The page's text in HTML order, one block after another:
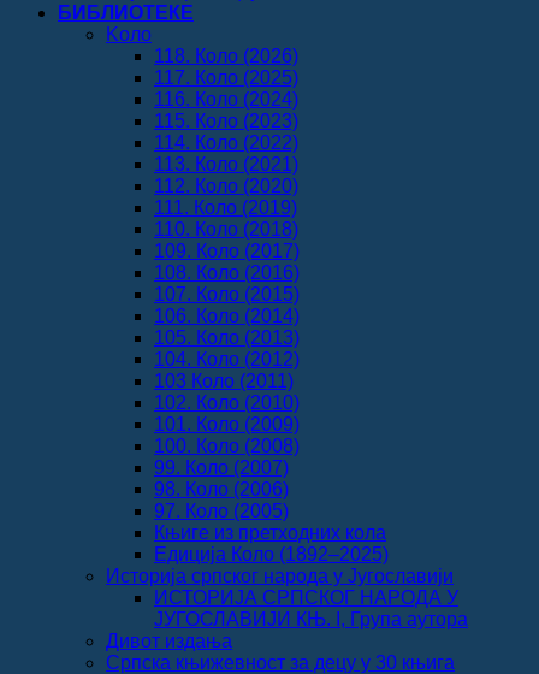
БИБЛИОТЕКЕ
Koло
118. Коло (2026)
117. Коло (2025)
116. Коло (2024)
115. Коло (2023)
114. Коло (2022)
113. Коло (2021)
112. Коло (2020)
111. Коло (2019)
110. Коло (2018)
109. Коло (2017)
108. Коло (2016)
107. Коло (2015)
106. Коло (2014)
105. Коло (2013)
104. Коло (2012)
103 Коло (2011)
102. Коло (2010)
101. Коло (2009)
100. Коло (2008)
99. Коло (2007)
98. Коло (2006)
97. Коло (2005)
Књиге из претходних кола
Едиција Коло (1892‒2025)
Историја српског народа у Југославији
ИСТОРИЈА СРПСКОГ НАРОДА У
ЈУГОСЛАВИЈИ КЊ. I, Група аутора
Дивот издања
Српска књижевност за децу у 30 књига